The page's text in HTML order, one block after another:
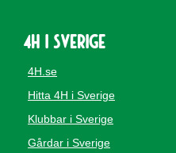
4H i Sverige
4H.se
Hitta 4H i Sverige
Klubbar i Sverige
Gårdar i Sverige